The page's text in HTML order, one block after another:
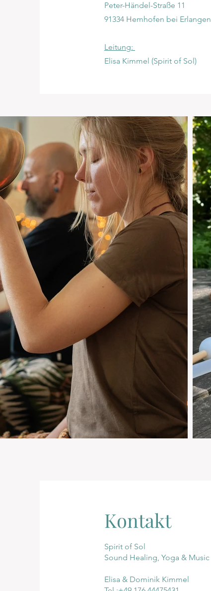
Peter-Händel-Straße 11
91334 Hemhofen bei Erlangen
Leitung:
Elisa Kimmel (Spirit of Sol)
Kontakt
Spirit of Sol
Sound Healing, Yoga & Music
Elisa & Dominik Kimmel